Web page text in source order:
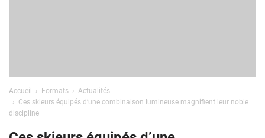
Accueil Formats
Actualités
Ces skieurs équipés d’une combinaison lumineuse magnifient leur noble
discipline